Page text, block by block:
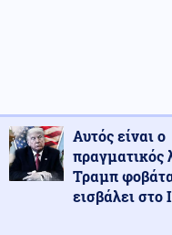
Αυτός είναι ο
πραγματικός
Τραμπ
εισβάλει στο